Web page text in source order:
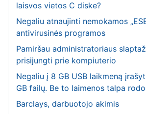
laisvos vietos C diske?
Negaliu atnaujinti nemokamos
antivirusinės programos
Pamiršau administratoriaus
prisijungti prie kompiuterio
Negaliu į 8 GB USB laikmeną
GB failų. Be to laimenos talpa
Barclays, darbuotojo akimis